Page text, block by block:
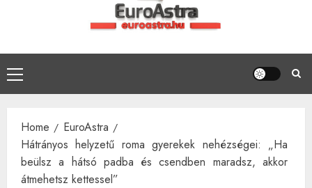
Primary
Menu
Home
EuroAstra
Hátrányos helyzetű roma gyerekek nehézségei: „Ha
beülsz a hátsó padba és csendben maradsz, akkor
átmehetsz kettessel”